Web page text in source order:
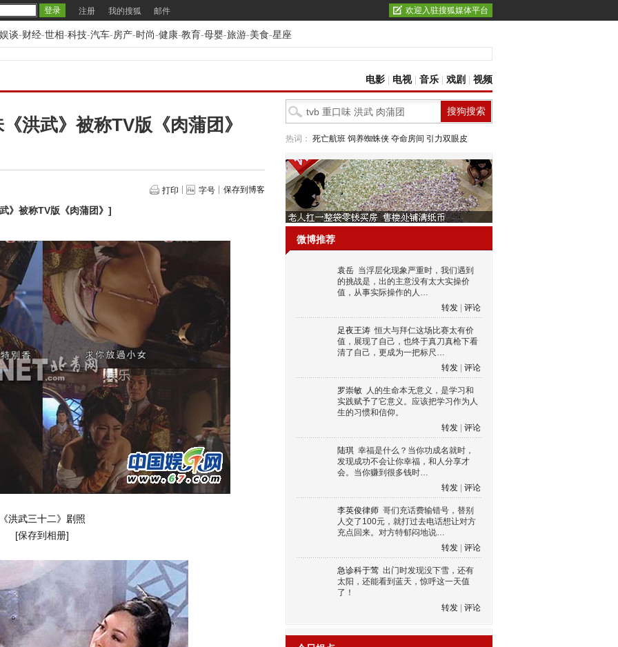
注册 我的搜狐 邮件 欢迎入驻搜狐媒体平台
娱谈-财经-世相-科技-汽车-房产-时尚-健康-教育-母婴-旅游-美食-星座
电影 电视| 音乐 戏剧 视频
洪武》被称TV版《肉蒲团》
打印 字号 保存到博客
》被称TV版《肉蒲团》 ]
洪武三十二》剧照
[保存到相册]
热词： 死亡航班 饲养蜘蛛侠 夺命房间 引力双眼皮
微博推荐
袁岳 当浮层化现象严重时，我们遇到
的挑战是，出的主意没有太大实操价
值，从事实际操作的人…
转发
评论
足夜王涛 恒大与拜仁这场比赛太有价
值，展现了自己，也终于真刀真枪下看
清了自己，更成为一把标尺…
转发
评论
罗崇敏 人的生命本无意义，是学习和
实践赋予了它意义。应该把学习作为人
生的习惯和信仰。
转发
评论
陆琪 幸福是什么？当你功成名就时，
发现成功不会让你幸福，和人分享才
会。当你赚到很多钱时…
转发
评论
李英俊律师 哥们充话费输错号，替别
人交了100元，就打过去电话想让对方
充点回来。对方特郁闷地说…
转发
评论
急诊科于莺 出门时发现没下雪，还有
太阳，还能看到蓝天，惊呼这一天值
了！
转发
评论